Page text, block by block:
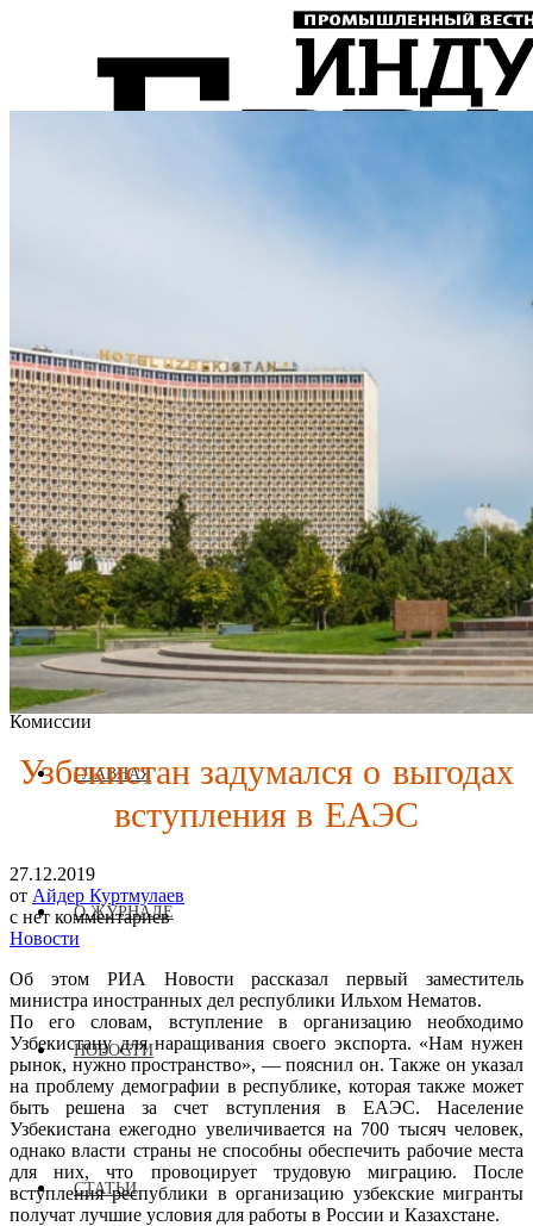
Журнал аккредитован при Евразийской Экономической
Комиссии
ГЛАВНАЯ
О ЖУРНАЛЕ
НОВОСТИ
СТАТЬИ
Узбекистан задумался о выгодах
вступления в ЕАЭС
27.12.2019
от Айдер Куртмулаев
с нет комментариев
Новости
Об этом РИА Новости рассказал первый заместитель
министра иностранных дел республики Ильхом Нематов.
По его словам, вступление в организацию необходимо
Узбекистану для наращивания своего экспорта. «Нам нужен
рынок, нужно пространство», — пояснил он. Также он указал
на проблему демографии в республике, которая также может
быть решена за счет вступления в ЕАЭС. Население
Узбекистана ежегодно увеличивается на 700 тысяч человек,
однако власти страны не способны обеспечить рабочие места
для них, что провоцирует трудовую миграцию. После
вступления республики в организацию узбекские мигранты
получат лучшие условия для работы в России и Казахстане.